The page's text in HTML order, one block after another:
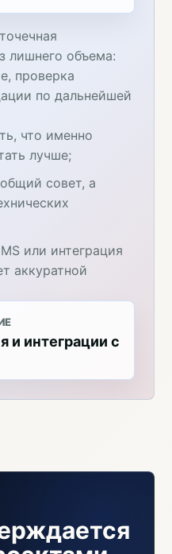
лишнего объема:
проверка
по дальнейшей
что именно
лучше;
совет, а
или интеграция
аккуратной
и интеграции с